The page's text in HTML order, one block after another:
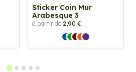
Sticker Coin Mur
Arabesque 3
à partir de 2,90 €